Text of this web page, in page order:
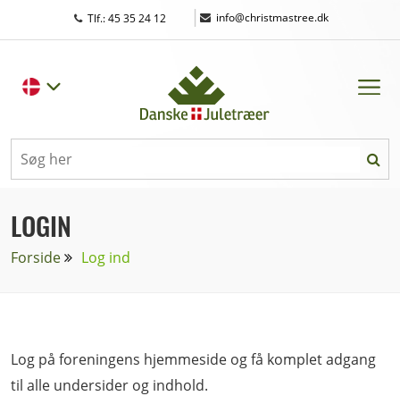
Tlf.: 45 35 24 12 | info@christmastree.dk
LOGIN
Forside Log ind
Log på foreningens hjemmeside og få komplet adgang
til alle undersider og indhold.